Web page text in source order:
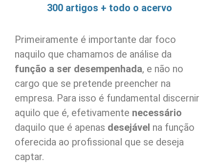
300 artigos + todo o acervo
Primeiramente é importante dar foco
naquilo que chamamos de análise da
função a ser desempenhada, e não no
cargo que se pretende preencher na
empresa. Para isso é fundamental discernir
aquilo que é, efetivamente necessário
daquilo que é apenas desejável na função
oferecida ao profissional que se deseja
captar.